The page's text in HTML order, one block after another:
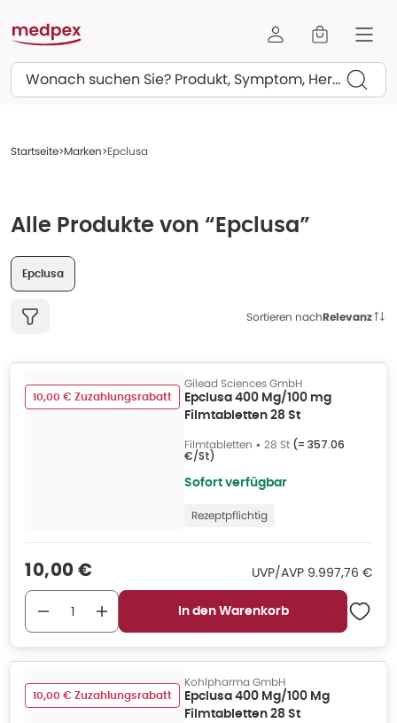
Suchen
Startseite Marken Epclusa
Alle Produkte von “Epclusa”
Epclusa
Sortieren nachRelevanz
10,00 € Zuzahlungsrabatt
Gilead Sciences GmbH
Epclusa 400 Mg/100 mg
Filmtabletten 28 St
Filmtabletten • 28 St (= 357.06
€/St)
Sofort verfügbar
Rezeptpflichtig
Verkaufspreis
10,00 € UVP/AVP UVP/AVP
9.997,76 €
In den Warenkorb
10,00 € Zuzahlungsrabatt
Kohlpharma GmbH
Epclusa 400 Mg/100 Mg
Filmtabletten 28 St